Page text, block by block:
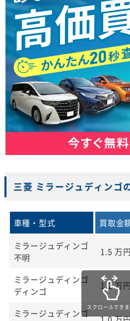
三菱 ミラージュディンゴ
車種・型式 買取金
ミラージュディンゴ
不明
1.5 万円
ミラージュディンゴ
ディンゴ
1.2万円
ミラージュディンゴ